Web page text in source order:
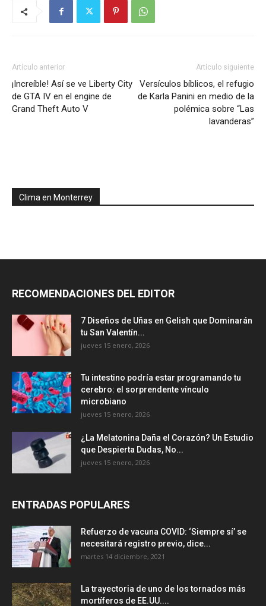
Artículo anterior
¡Increíble! Así se ve Liberty City
de GTA IV en el engine de
Grand Theft Auto V
Artículo siguiente
Versículos bíblicos, el refugio
de Karla Panini en medio de la
polémica sobre “Las
lavanderas”
Clima en Monterrey
RECOMENDACIONES DEL EDITOR
7 Diseños de Uñas en Gelish que Dominarán
tu San Valentín...
jueves 15 enero, 2026
Tu intestino podría estar programando tu
cerebro: el sorprendente vínculo
microbiano
jueves 15 enero, 2026
¿La Melatonina Daña el Corazón? Un Estudio
que Despierta Dudas, No...
jueves 15 enero, 2026
ENTRADAS POPULARES
Refuerzo de vacuna COVID: ‘Siempre sí’ se
necesitará registro previo, dice...
martes 14 diciembre, 2021
La trayectoria de uno de los tornados más
mortíferos de EE.UU....